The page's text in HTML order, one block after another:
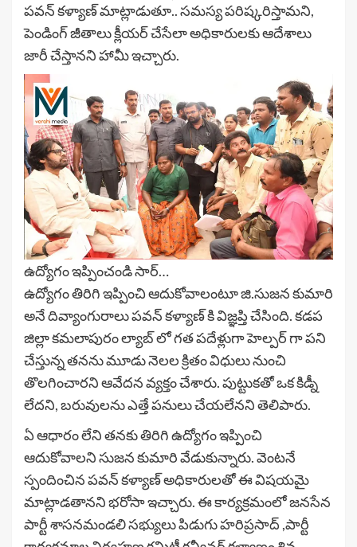
పవన్ కళ్యాణ్ మాట్లాడుతూ.. సమస్య పరిష్కరిస్తామని,
పెండింగ్ జీతాలు క్లీయర్ చేసేలా అధికారులకు ఆదేశాలు
జారీ చేస్తానని హామీ ఇచ్చారు.
ఉద్యోగం ఇప్పించండి సార్…
ఉద్యోగం తిరిగి ఇప్పించి ఆదుకోవాలంటూ జి.సుజన కుమారి
అనే దివ్యాంగురాలు పవన్ కళ్యాణ్ కి విజ్ఞప్తి చేసింది. కడప
జిల్లా కమలాపురం ల్యాబ్ లో గత పదేళ్లుగా హెల్పర్ గా పని
చేస్తున్న తనను మూడు నెలల క్రితం విధులు నుంచి
తొలగించారని ఆవేదన వ్యక్తం చేశారు. పుట్టుకతో ఒక కిడ్నీ
లేదని, బరువులను ఎత్తే పనులు చేయలేనని తెలిపారు.
ఏ ఆధారం లేని తనకు తిరిగి ఉద్యోగం ఇప్పించి
ఆదుకోవాలని సుజన కుమారి వేడుకున్నారు. వెంటనే
స్పందించిన పవన్ కళ్యాణ్ అధికారులతో ఈ విషయమై
మాట్లాడతానని భరోసా ఇచ్చారు. ఈ కార్యక్రమంలో జనసేన
పార్టీ శాసనమండలి సభ్యులు పిడుగు హరిప్రసాద్ ,పార్టీ